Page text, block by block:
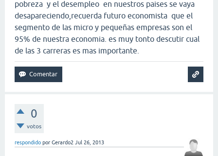
pobreza y el desempleo en nuestros paises se vaya
desapareciendo,recuerda futuro economista que el
segmento de las micro y pequeñas empresas son el
95% de nuestra economia. es muy tonto descutir cual
de las 3 carreras es mas importante.
0
votos
respondido por Gerardo2 Jul 26, 2013